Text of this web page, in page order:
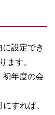
設定でき
ます。
初年度の会
すれば、